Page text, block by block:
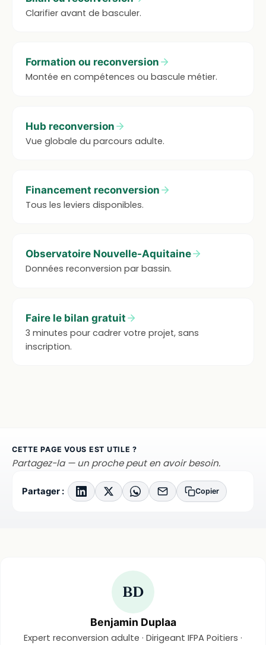
Clarifier avant de basculer.
Formation ou reconversion
Montée en compétences ou bascule métier.
Hub reconversion
Vue globale du parcours adulte.
Financement reconversion
Tous les leviers disponibles.
Observatoire Nouvelle-Aquitaine
Données reconversion par bassin.
Faire le bilan gratuit
3 minutes pour cadrer votre projet, sans
inscription.
CETTE PAGE VOUS EST UTILE ?
Partagez-la — un proche peut en avoir besoin.
Partager : Copier
BD
Benjamin Duplaa
Expert reconversion adulte · Dirigeant IFPA Poitiers ·